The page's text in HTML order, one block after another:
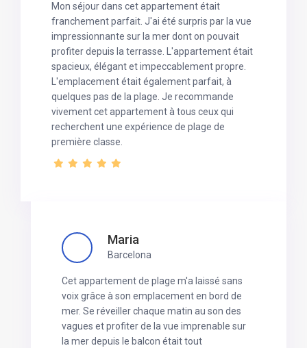
Mon séjour dans cet appartement était
franchement parfait. J'ai été surpris par la vue
impressionnante sur la mer dont on pouvait
profiter depuis la terrasse. L'appartement était
spacieux, élégant et impeccablement propre.
L'emplacement était également parfait, à
quelques pas de la plage. Je recommande
vivement cet appartement à tous ceux qui
recherchent une expérience de plage de
première classe.
Maria
Barcelona
Cet appartement de plage m'a laissé sans
voix grâce à son emplacement en bord de
mer. Se réveiller chaque matin au son des
vagues et profiter de la vue imprenable sur
la mer depuis le balcon était tout